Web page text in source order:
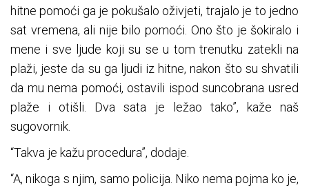
hitne pomoći ga je pokušalo oživjeti, trajalo je to jedno
sat vremena, ali nije bilo pomoći. Ono što je šokiralo i
mene i sve ljude koji su se u tom trenutku zatekli na
plaži, jeste da su ga ljudi iz hitne, nakon što su shvatili
da mu nema pomoći, ostavili ispod suncobrana usred
plaže i otišli. Dva sata je ležao tako”, kaže naš
sugovornik.
“Takva je kažu procedura”, dodaje.
“A, nikoga s njim, samo policija. Niko nema pojma ko je,